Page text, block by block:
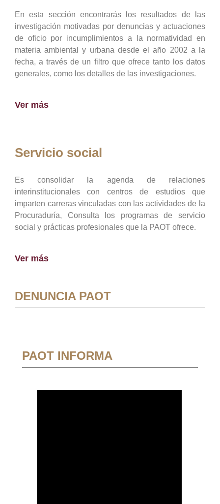
En esta sección encontrarás los resultados de las
investigación motivadas por denuncias y actuaciones
de oficio por incumplimientos a la normatividad en
materia ambiental y urbana desde el año 2002 a la
fecha, a través de un filtro que ofrece tanto los datos
generales, como los detalles de las investigaciones.
Ver más
Servicio social
Es consolidar la agenda de relaciones
interinstitucionales con centros de estudios que
imparten carreras vinculadas con las actividades de la
Procuraduría, Consulta los programas de servicio
social y prácticas profesionales que la PAOT ofrece.
Ver más
DENUNCIA PAOT
PAOT INFORMA